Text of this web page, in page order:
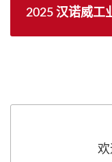
2025 汉诺威工
欢